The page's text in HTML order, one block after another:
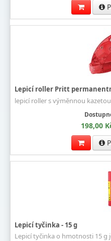
Lepicí roller Pritt
lepicí roller s výměnnou
198,00
Lepicí tyčinka - 15 g
Lepicí tyčinka o hmotnosti 15 g